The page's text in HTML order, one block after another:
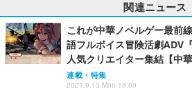
関連ニュース
これが中華ノベルゲー最前
語フルボイス冒険活劇ADV
人気クリエイター集結【中
連載・特集
2021.9.13 Mon 18:00